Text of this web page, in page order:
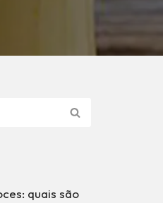
quais são